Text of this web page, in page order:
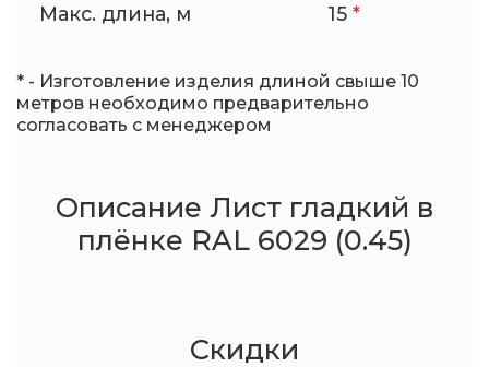
Макс. длина, м 15 *
* - Изготовление изделия длиной свыше 10
метров необходимо предварительно
согласовать с менеджером
Описание Лист гладкий в
плёнке RAL 6029 (0.45)
Скидки